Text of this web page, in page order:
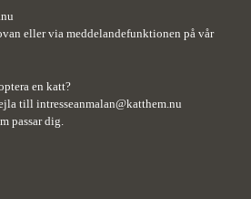
eller via meddelandefunktionen på vår
en katt?
till intresseanmalan@katthem.nu
passar dig.